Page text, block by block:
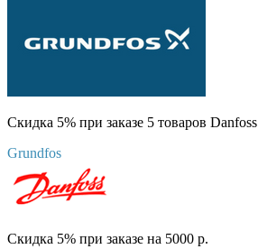
Скидка 5% при заказе 5 товаров Danfoss
Grundfos
Скидка 5% при заказе на 5000 р.